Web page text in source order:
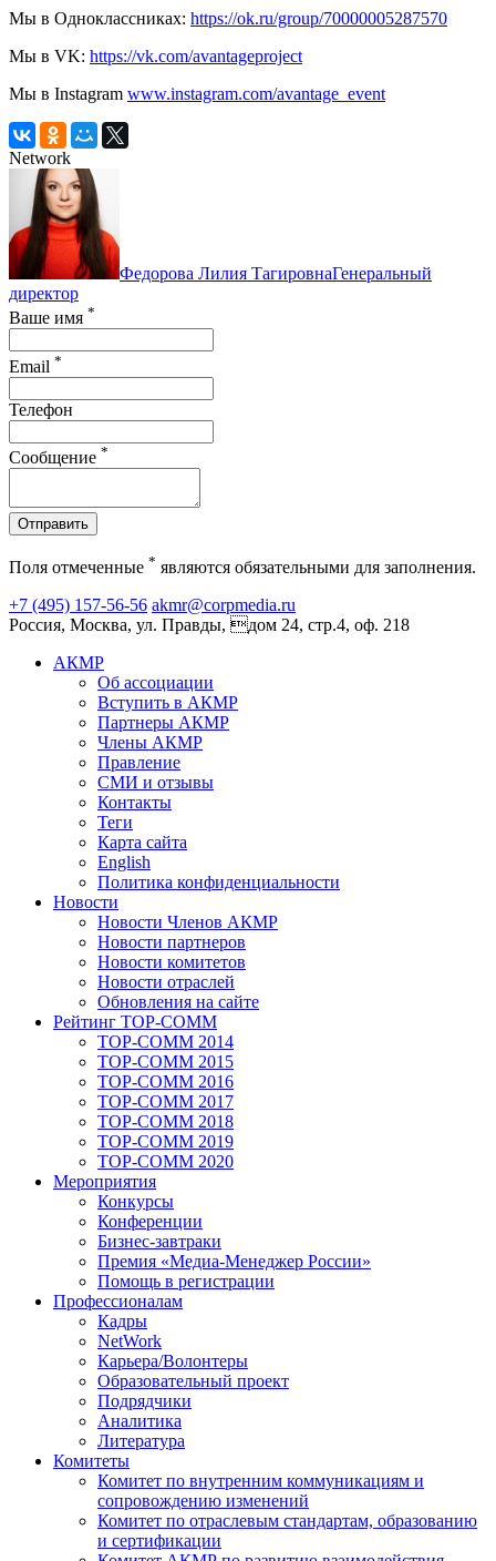
Мы в Одноклассниках: https://ok.ru/group/70000005287570
Мы в VK: https://vk.com/avantageproject
Мы в Instagram www.instagram.com/avantage_event
Network
Федорова Лилия ТагировнаГенеральный
директор
Ваше имя *
Email *
Телефон
Сообщение *
Отправить
Поля отмеченные * являются обязательными для заполнения.
+7 (495) 157-56-56 akmr@corpmedia.ru
Россия, Москва, ул. Правды, дом 24, стр.4, оф. 218
АКМР
Об ассоциации
Вступить в АКМР
Партнеры АКМР
Члены АКМР
Правление
СМИ и отзывы
Контакты
Теги
Карта сайта
English
Политика конфиденциальности
Новости
Новости Членов АКМР
Новости партнеров
Новости комитетов
Новости отраслей
Обновления на сайте
Рейтинг TOP-COMM
TOP-COMM 2014
TOP-COMM 2015
TOP-COMM 2016
TOP-COMM 2017
TOP-COMM 2018
TOP-COMM 2019
TOP-COMM 2020
Мероприятия
Конкурсы
Конференции
Бизнес-завтраки
Премия «Медиа-Менеджер России»
Помощь в регистрации
Профессионалам
Кадры
NetWork
Карьера/Волонтеры
Образовательный проект
Подрядчики
Аналитика
Литература
Комитеты
Комитет по внутренним коммуникациям и
сопровождению изменений
Комитет по отраслевым стандартам, образованию
и сертификации